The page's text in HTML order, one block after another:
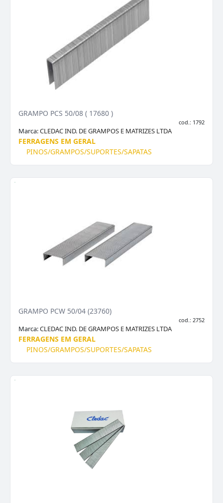
GRAMPO PCS 50/08 ( 17680 )
cod.: 1792
Marca:CLEDAC IND. DE GRAMPOS E MATRIZES LTDA
FERRAGENS EM GERAL
PINOS/GRAMPOS/SUPORTES/SAPATAS
GRAMPO PCW 50/04 (23760)
cod.: 2752
Marca:CLEDAC IND. DE GRAMPOS E MATRIZES LTDA
FERRAGENS EM GERAL
PINOS/GRAMPOS/SUPORTES/SAPATAS